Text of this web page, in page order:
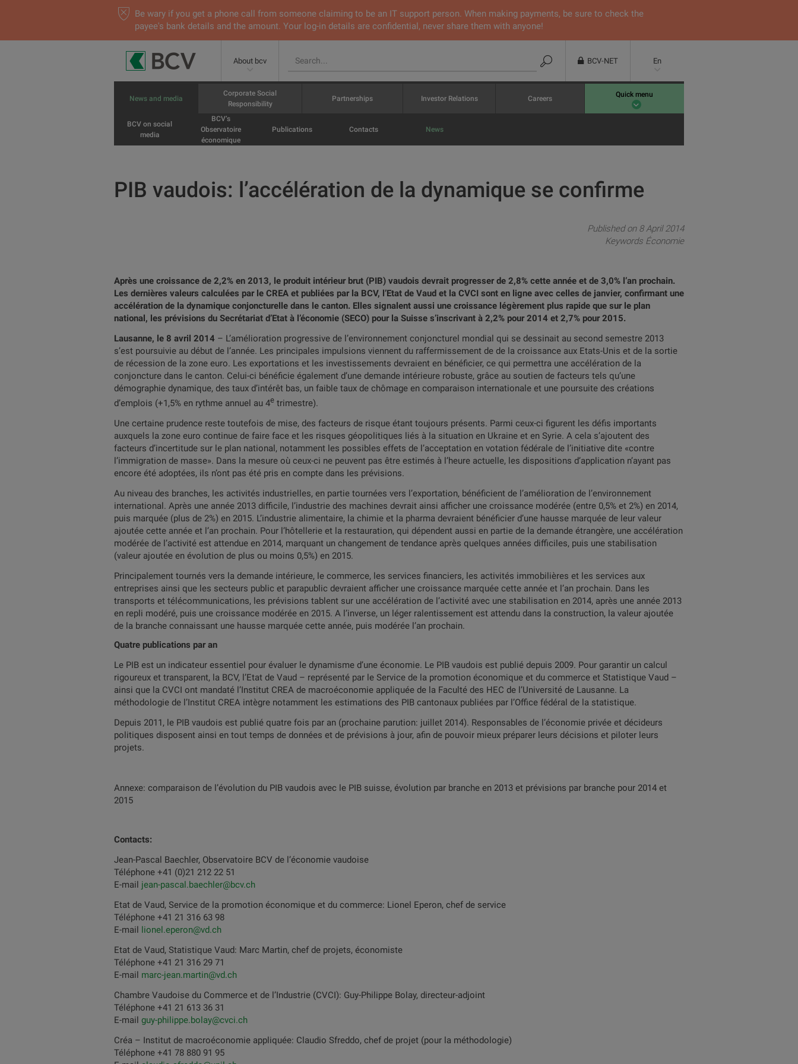
Be wary if you get a phone call from someone claiming to be an IT support person. When making payments, be sure to check the
payee's bank details and the amount. Your log-in details are confidential, never share them with anyone!
About bcv BCV-NET En
News and media
BCV on social
media
BCV’s
Observatoire
économique
Publications Contacts News
Corporate Social
Responsibility
Partnerships Investor Relations Careers Quick menu
PIB vaudois: l’accélération de la dynamique se confirme
Published on 8 April 2014
Keywords Économie
Après une croissance de 2,2% en 2013, le produit intérieur brut (PIB) vaudois devrait progresser de 2,8% cette année et de 3,0% l’an prochain.
Les dernières valeurs calculées par le CREA et publiées par la BCV, l’Etat de Vaud et la CVCI sont en ligne avec celles de janvier, confirmant une
accélération de la dynamique conjoncturelle dans le canton. Elles signalent aussi une croissance légèrement plus rapide que sur le plan
national, les prévisions du Secrétariat d’Etat à l’économie (SECO) pour la Suisse s’inscrivant à 2,2% pour 2014 et 2,7% pour 2015.
Lausanne, le 8 avril 2014 – L’amélioration progressive de l’environnement conjoncturel mondial qui se dessinait au second semestre 2013
s’est poursuivie au début de l’année. Les principales impulsions viennent du raffermissement de de la croissance aux Etats-Unis et de la sortie
de récession de la zone euro. Les exportations et les investissements devraient en bénéficier, ce qui permettra une accélération de la
conjoncture dans le canton. Celui-ci bénéficie également d’une demande intérieure robuste, grâce au soutien de facteurs tels qu’une
démographie dynamique, des taux d’intérêt bas, un faible taux de chômage en comparaison internationale et une poursuite des créations
d’emplois (+1,5% en rythme annuel au 4e trimestre).
Une certaine prudence reste toutefois de mise, des facteurs de risque étant toujours présents. Parmi ceux-ci figurent les défis importants
auxquels la zone euro continue de faire face et les risques géopolitiques liés à la situation en Ukraine et en Syrie. A cela s’ajoutent des
facteurs d’incertitude sur le plan national, notamment les possibles effets de l’acceptation en votation fédérale de l’initiative dite «contre
l’immigration de masse». Dans la mesure où ceux-ci ne peuvent pas être estimés à l’heure actuelle, les dispositions d’application n’ayant pas
encore été adoptées, ils n’ont pas été pris en compte dans les prévisions.
Au niveau des branches, les activités industrielles, en partie tournées vers l’exportation, bénéficient de l’amélioration de l’environnement
international. Après une année 2013 difficile, l’industrie des machines devrait ainsi afficher une croissance modérée (entre 0,5% et 2%) en 2014,
puis marquée (plus de 2%) en 2015. L’industrie alimentaire, la chimie et la pharma devraient bénéficier d’une hausse marquée de leur valeur
ajoutée cette année et l’an prochain. Pour l’hôtellerie et la restauration, qui dépendent aussi en partie de la demande étrangère, une accélération
modérée de l’activité est attendue en 2014, marquant un changement de tendance après quelques années difficiles, puis une stabilisation
(valeur ajoutée en évolution de plus ou moins 0,5%) en 2015.
Principalement tournés vers la demande intérieure, le commerce, les services financiers, les activités immobilières et les services aux
entreprises ainsi que les secteurs public et parapublic devraient afficher une croissance marquée cette année et l’an prochain. Dans les
transports et télécommunications, les prévisions tablent sur une accélération de l’activité avec une stabilisation en 2014, après une année 2013
en repli modéré, puis une croissance modérée en 2015. A l’inverse, un léger ralentissement est attendu dans la construction, la valeur ajoutée
de la branche connaissant une hausse marquée cette année, puis modérée l’an prochain.
Quatre publications par an
Le PIB est un indicateur essentiel pour évaluer le dynamisme d’une économie. Le PIB vaudois est publié depuis 2009. Pour garantir un calcul
rigoureux et transparent, la BCV, l’Etat de Vaud – représenté par le Service de la promotion économique et du commerce et Statistique Vaud –
ainsi que la CVCI ont mandaté l’Institut CREA de macroéconomie appliquée de la Faculté des HEC de l’Université de Lausanne. La
méthodologie de l’Institut CREA intègre notamment les estimations des PIB cantonaux publiées par l’Office fédéral de la statistique.
Depuis 2011, le PIB vaudois est publié quatre fois par an (prochaine parution: juillet 2014). Responsables de l’économie privée et décideurs
politiques disposent ainsi en tout temps de données et de prévisions à jour, afin de pouvoir mieux préparer leurs décisions et piloter leurs
projets.
Annexe: comparaison de l’évolution du PIB vaudois avec le PIB suisse, évolution par branche en 2013 et prévisions par branche pour 2014 et
2015
Contacts:
Jean-Pascal Baechler, Observatoire BCV de l’économie vaudoise
Téléphone +41 (0)21 212 22 51
E-mail jean-pascal.baechler@bcv.ch
Etat de Vaud, Service de la promotion économique et du commerce: Lionel Eperon, chef de service
Téléphone +41 21 316 63 98
E-mail lionel.eperon@vd.ch
Etat de Vaud, Statistique Vaud: Marc Martin, chef de projets, économiste
Téléphone +41 21 316 29 71
E-mail marc-jean.martin@vd.ch
Chambre Vaudoise du Commerce et de l’Industrie (CVCI): Guy-Philippe Bolay, directeur-adjoint
Téléphone +41 21 613 36 31
E-mail guy-philippe.bolay@cvci.ch
Créa – Institut de macroéconomie appliquée: Claudio Sfreddo, chef de projet (pour la méthodologie)
Téléphone +41 78 880 91 95